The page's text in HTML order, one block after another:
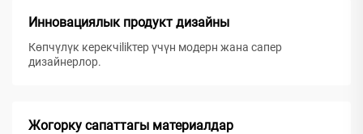
Инновациялык продукт дизайны
Көпчүлүк керекчilikтер үчүн модерн жана сапер
дизайнерлор.
Жогорку сапаттагы материалдар